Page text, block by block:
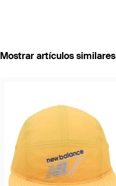
Mostrar artículos similares